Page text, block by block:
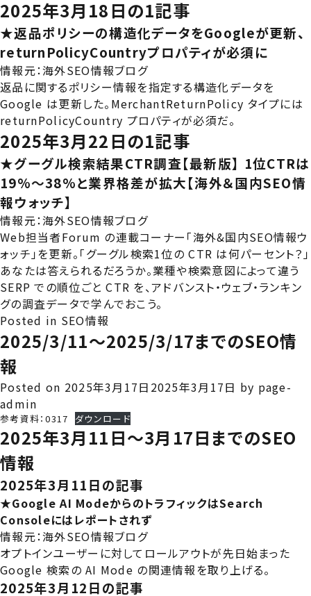
2025年3月18日の1記事
★返品ポリシーの構造化データをGoogleが更新、
returnPolicyCountryプロパティが必須に
情報元：海外SEO情報ブログ
返品に関するポリシー情報を指定する構造化データを
Google は更新した。MerchantReturnPolicy タイプには
returnPolicyCountry プロパティが必須だ。
2025年3月22日の1記事
★グーグル検索結果CTR調査【最新版】―― 1位CTRは
19%～38%と業界格差が拡大【海外＆国内SEO情
報ウォッチ】
情報元：海外SEO情報ブログ
Web担当者Forum の連載コーナー「海外&国内SEO情報ウ
ォッチ」を更新。「グーグル検索1位の CTR は何パーセント？」
あなたは答えられるだろうか。業種や検索意図によって違う
SERP での順位ごと CTR を、アドバンスト・ウェブ・ランキン
グの調査データで学んでおこう。
Posted in SEO情報
2025/3/11～2025/3/17までのSEO情
報
Posted on 2025年3月17日 2025年3月17日 by page-
admin
参考資料：0317 ダウンロード
2025年3月11日～3月17日までのSEO
情報
2025年3月11日の記事
★Google AI ModeからのトラフィックはSearch
Consoleにはレポートされず
情報元：海外SEO情報ブログ
オプトインユーザーに対してロールアウトが先日始まった
Google 検索の AI Mode の関連情報を取り上げる。
2025年3月12日の記事